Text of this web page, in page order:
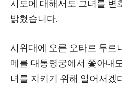
시도에 대해서도 그녀를 변
밝혔습니다.
시위대에 오른 오타르 투르
메를 대통령궁에서 쫓아내
녀를 지키기 위해 일어서겠